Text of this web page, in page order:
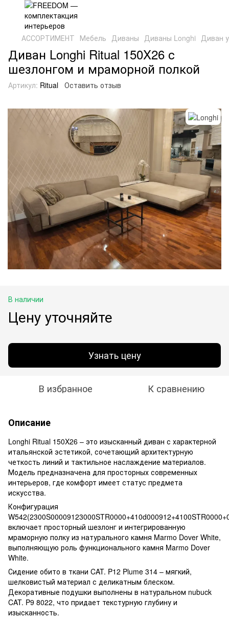
АССОРТИМЕНТ Мебель Диваны Диваны Longhi Диван
Диван Longhi Ritual 150X26 с
шезлонгом и мраморной полкой
Артикул: Ritual Оставить отзыв
В наличии
Цену уточняйте
Узнать цену
В избранное К сравнению
Описание
Longhi Ritual 150X26 – это изысканный диван с характерной
итальянской эстетикой, сочетающий архитектурную
четкость линий и тактильное наслаждение материалов.
Модель предназначена для просторных современных
интерьеров, где комфорт имеет статус предмета
искусства.
Конфигурация
включает просторный шезлонг и интегрированную
мраморную полку из натурального камня Marmo Dover White,
выполняющую роль функционального камня Marmo Dover
White.
Сидение обито в ткани CAT. P12 Plume 314 – мягкий,
шелковистый материал с деликатным блеском.
Декоративные подушки выполнены в натуральном nubuck
CAT. P9 8022, что придает текстурную глубину и
изысканность.